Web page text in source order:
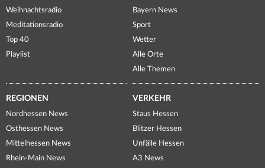
Weihnachtsradio
Meditationsradio
Top 40
Playlist
Bayern News
Sport
Wetter
Alle Orte
Alle Themen
REGIONEN
Nordhessen News
Osthessen News
Mittelhessen News
Rhein-Main News
VERKEHR
Staus Hessen
Blitzer Hessen
Unfälle Hessen
A3 News